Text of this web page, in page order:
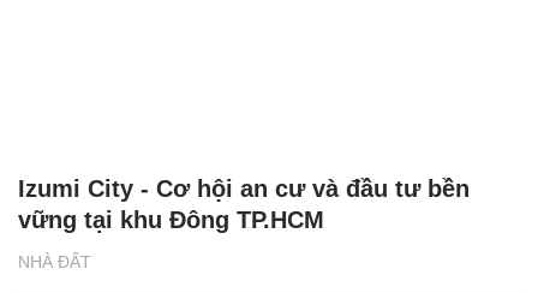
NHÀ ĐẤT
Izumi City - Cơ hội an cư và đầu tư bền
vững tại khu Đông TP.HCM